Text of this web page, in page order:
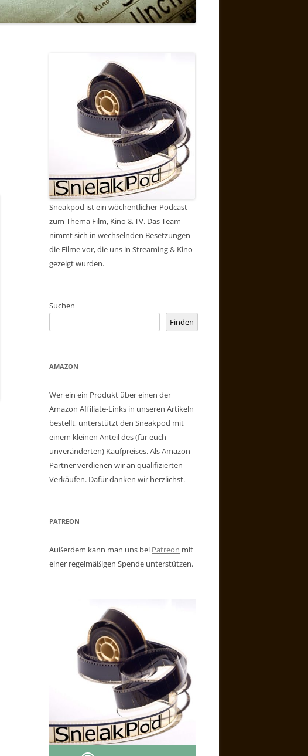
Sneakpod ist ein wöchentlicher Podcast
zum Thema Film, Kino & TV. Das Team
nimmt sich in wechselnden Besetzungen
die Filme vor, die uns in Streaming & Kino
gezeigt wurden.
Suchen
Finden
AMAZON
Wer ein ein Produkt über einen der
Amazon Affiliate-Links in unseren Artikeln
bestellt, unterstützt den Sneakpod mit
einem kleinen Anteil des (für euch
unveränderten) Kaufpreises. Als Amazon-
Partner verdienen wir an qualifizierten
Verkäufen. Dafür danken wir herzlichst.
PATREON
Außerdem kann man uns bei Patreon mit
einer regelmäßigen Spende unterstützen.